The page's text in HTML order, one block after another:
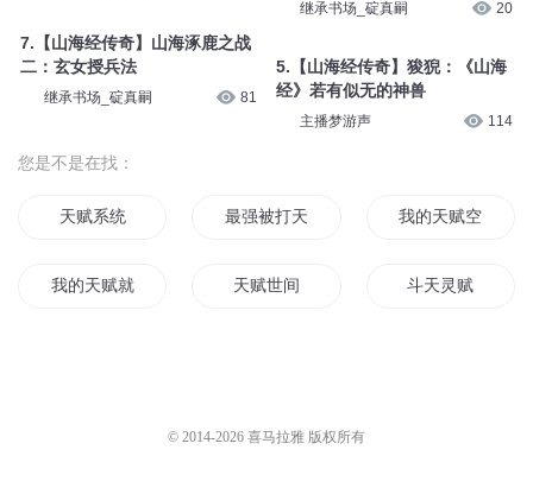
7.【山海经传奇】山海涿鹿之战
二：玄女授兵法
继承书场_碇真嗣 81
继承书场_碇真嗣 20
5.【山海经传奇】狻猊：《山海
经》若有似无的神兽
主播梦游声 114
您是不是在找：
天赋系统 最强被打天赋 我的天赋空间
我的天赋就是重生 天赋世间 斗天灵赋
© 2014-2026 喜马拉雅 版权所有